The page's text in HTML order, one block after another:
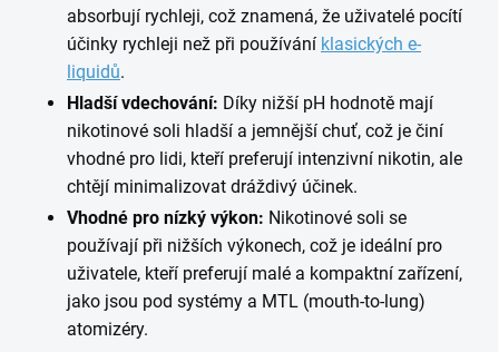
absorbují rychleji, což znamená, že uživatelé pocítí
účinky rychleji než při používání klasických e-
liquidů.
Hladší vdechování: Díky nižší pH hodnotě mají
nikotinové soli hladší a jemnější chuť, což je činí
vhodné pro lidi, kteří preferují intenzivní nikotin, ale
chtějí minimalizovat dráždivý účinek.
Vhodné pro nízký výkon: Nikotinové soli se
používají při nižších výkonech, což je ideální pro
uživatele, kteří preferují malé a kompaktní zařízení,
jako jsou pod systémy a MTL (mouth-to-lung)
atomizéry.